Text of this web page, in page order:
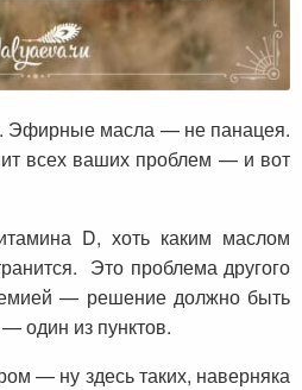
Эфирные масла — не панацея.
всех ваших проблем — и вот
D, хоть каким маслом
Это проблема другого
— решение должно быть
один из пунктов.
— ну здесь таких, наверняка